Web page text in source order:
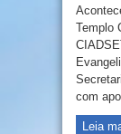
Templo
com
Leia